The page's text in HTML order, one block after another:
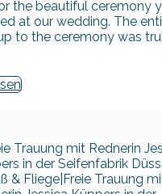
the beautiful ceremony
at our wedding. The
to the ceremony was